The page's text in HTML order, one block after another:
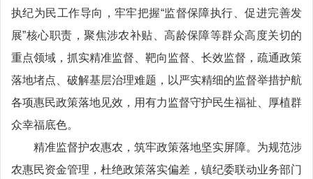
执纪为民工作导向，牢牢把握“监督保障执行、促进完善发
展”核心职责，聚焦涉农补贴、高龄保障等群众高度关切的
重点领域，抓实精准监督、靶向监督、长效监督，疏通政策
落地堵点、破解基层治理难题，以严实精细的监督举措护航
各项惠民政策落地见效，用有力监督守护民生福祉、厚植群
众幸福底色。
精准监督护农惠农，筑牢政策落地坚实屏障。为规范涉
农惠民资金管理，杜绝政策落实偏差，镇纪委联动业务部门